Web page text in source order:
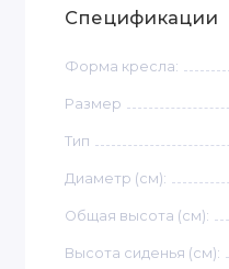
Спецификации
Форма кресла:
Размер
Тип
Диаметр (см):
Общая высота (см):
Высота сиденья (см):